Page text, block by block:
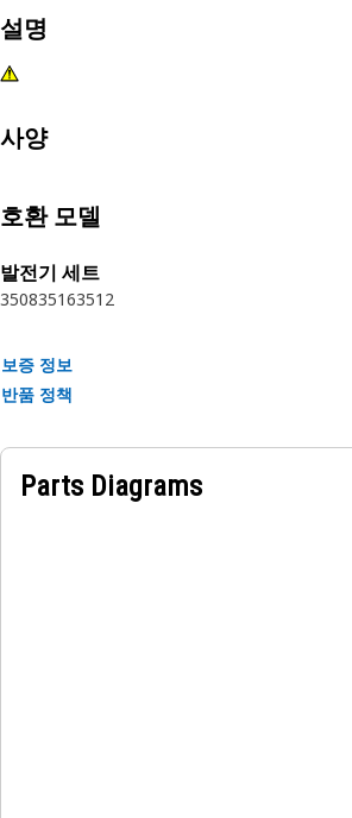
설명
사양
호환 모델
발전기 세트
350835163512
보증 정보
반품 정책
Parts Diagrams